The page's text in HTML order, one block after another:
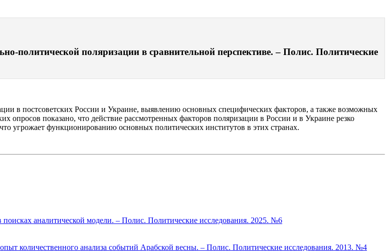
поляризации в сравнительной перспективе. – Полис. Политические
в постсоветских России и Украине, выявлению основных специфических факторов, а также возможных
опросов показано, что действие рассмотренных факторов поляризации в России и в Украине резко
угрожает функционированию основных политических институтов в этих странах.
аналитической модели. – Полис. Политические исследования. 2025. №6
количественного анализа событий Арабской весны. – Полис. Политические исследования. 2013. №4